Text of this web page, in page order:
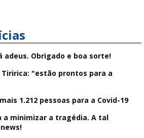
adeus. Obrigado e boa sorte!
Tiririca: "estão prontos para a
1.212 pessoas para a Covid-19
a minimizar a tragédia. A tal